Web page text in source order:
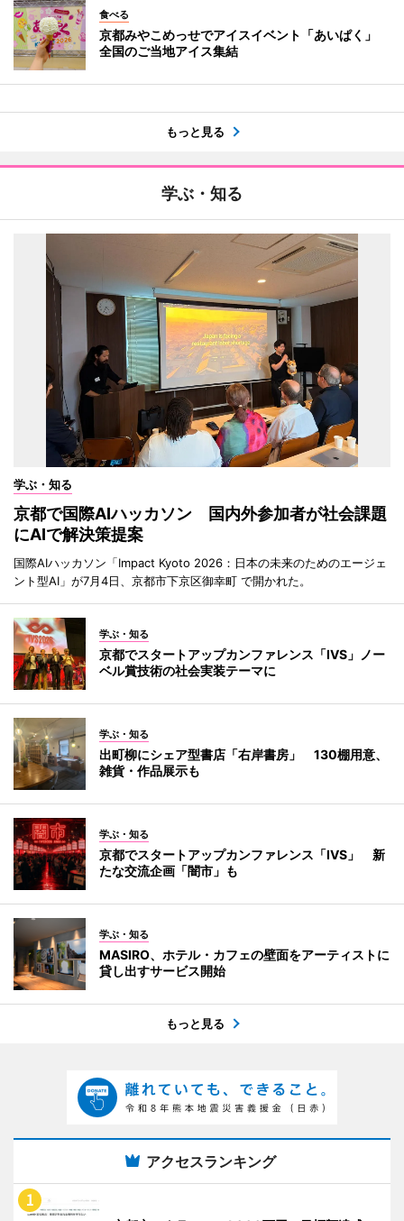
食べる
京都みやこめっせでアイスイベント「あいぱく」
全国のご当地アイス集結
もっと見る
学ぶ・知る
学ぶ・知る
京都で国際AIハッカソン 国内外参加者が社会課題
にAIで解決策提案
国際AIハッカソン「Impact Kyoto 2026：日本の未来のためのエージェ
ント型AI」が7月4日、京都市下京区御幸町 で開かれた。
学ぶ・知る
京都でスタートアップカンファレンス「IVS」ノー
ベル賞技術の社会実装テーマに
学ぶ・知る
出町柳にシェア型書店「右岸書房」 130棚用意、
雑貨・作品展示も
学ぶ・知る
京都でスタートアップカンファレンス「IVS」 新
たな交流企画「闇市」も
学ぶ・知る
MASIRO、ホテル・カフェの壁面をアーティストに
貸し出すサービス開始
もっと見る
アクセスランキング